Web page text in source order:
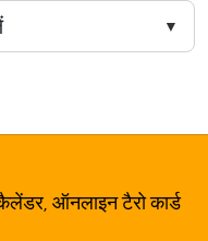
ऑनलाइन टैरो कार्ड